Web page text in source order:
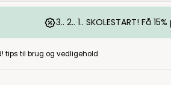
3.. 2.. 1.. SKOLESTART! Få
tips til brug og vedligehold